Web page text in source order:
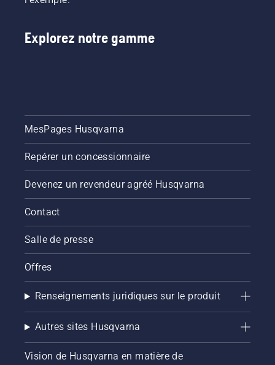
Explorez notre gamme
MesPages Husqvarna
Repérer un concessionnaire
Devenez un revendeur agréé Husqvarna
Contact
Salle de presse
Offres
Renseignements juridiques sur le produit
Autres sites Husqvarna
Vision de Husqvarna en matière de